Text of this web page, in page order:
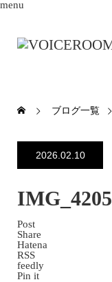
menu
ブログ一覧
2026.02.10
IMG_4205
Post
Share
Hatena
RSS
feedly
Pin it